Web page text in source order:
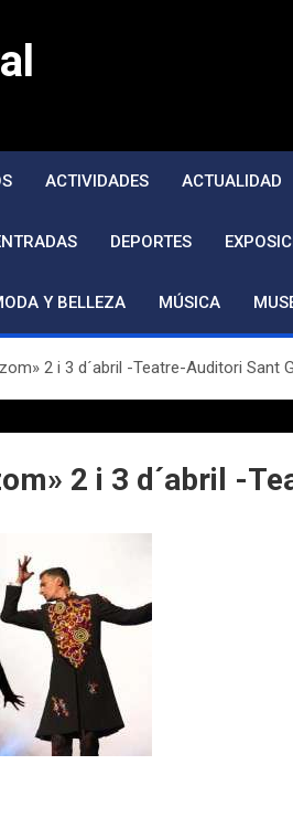
ACTIVIDADES ACTUALIDAD
DEPORTES
Y BELLEZA MÚSICA
2 i 3 d´abril -Teatre-Auditori Sant
2 i 3 d´abril -